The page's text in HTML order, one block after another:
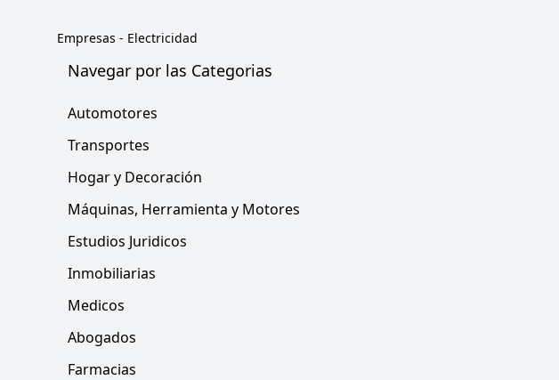
Empresas - Electricidad
Navegar por las Categorias
Automotores
Transportes
Hogar y Decoración
Máquinas, Herramienta y Motores
Estudios Juridicos
Inmobiliarias
Medicos
Abogados
Farmacias